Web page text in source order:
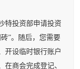
投资部申请投资
”。随后，您需要
开设临时银行账户
商会完成登记、